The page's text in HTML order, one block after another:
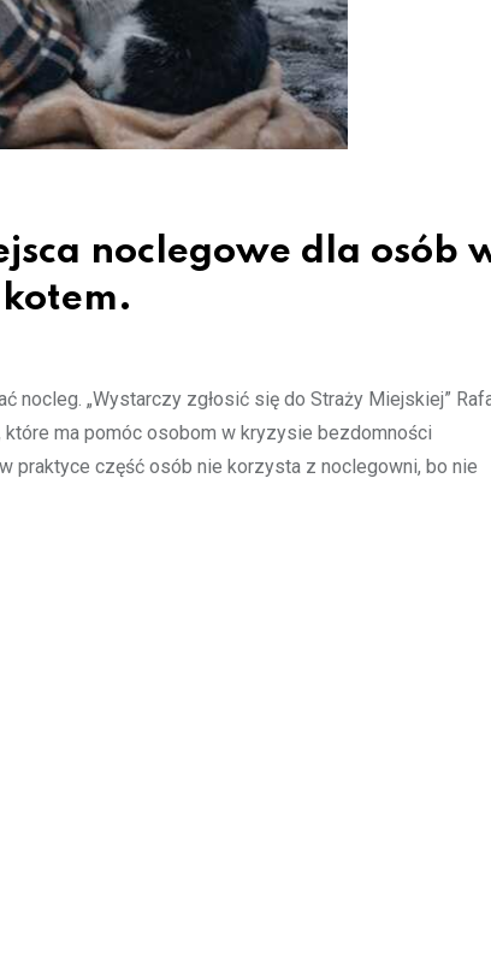
noclegowe dla osób
„Wystarczy zgłosić się do Straży Miejskiej”
ma pomóc osobom w kryzysie bezdomności
praktyce część osób nie korzysta z noclegowni, bo nie